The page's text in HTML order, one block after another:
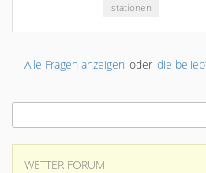
stationen
Alle Fragen anzeigen oder die
WETTER FORUM